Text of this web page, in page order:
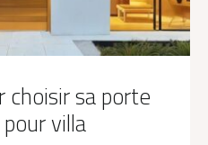
sa porte
villa